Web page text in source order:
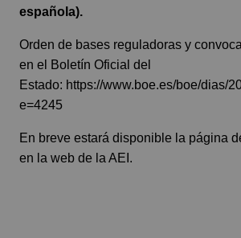
española).
Orden de bases reguladoras y
en el Boletín Oficial del
Estado: https://www.boe.es/boe/dias/
e=4245
En breve estará disponible la página
en la web de la AEI.